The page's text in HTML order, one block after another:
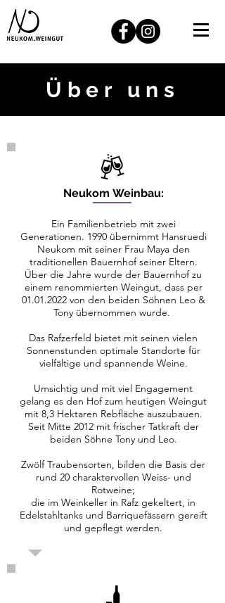
Über uns
Neukom Weinbau:
Ein Familienbetrieb mit zwei
Generationen. 1990 übernimmt Hansruedi
Neukom mit seiner Frau Maya den
traditionellen Bauernhof seiner Eltern.
Über die Jahre wurde der Bauernhof zu
einem renommierten Weingut, dass per
01.01.2022von den beiden Söhnen Leo &
Tony übernommen wurde.
Das Rafzerfeld bietet mit seinen vielen
Sonnenstunden optimale Standorte für
vielfältige und spannende Weine.
Umsichtig und mit viel Engagement
gelang es den Hof zum heutigen Weingut
mit 8,3 Hektaren Rebfläche auszubauen.
Seit Mitte 2012 mit frischer Tatkraft der
beiden Söhne Tony und Leo.
Zwölf Traubensorten, bilden die Basis der
rund 20 charaktervollen Weiss- und
Rotweine;
die im Weinkeller in Rafz gekeltert, in
Edelstahltanks und Barriquefässern gereift
und gepflegt werden.